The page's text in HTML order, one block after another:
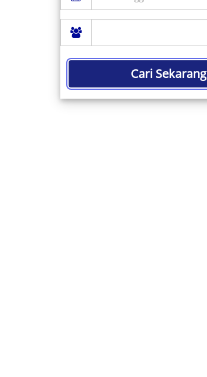
Cari Sekarang